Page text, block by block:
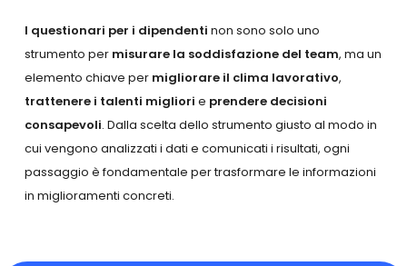
I questionari per i dipendenti non sono solo uno
strumento per misurare la soddisfazione del team, ma un
elemento chiave per migliorare il clima lavorativo,
trattenere i talenti migliori e prendere decisioni
consapevoli. Dalla scelta dello strumento giusto al modo in
cui vengono analizzati i dati e comunicati i risultati, ogni
passaggio è fondamentale per trasformare le informazioni
in miglioramenti concreti.